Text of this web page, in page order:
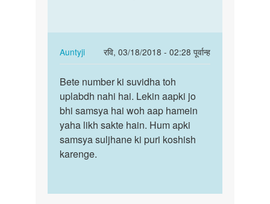
Hum
apki
kya
by
Auntyji
aspka
Auntyji
रवि, 03/18/2018 - 02:28 पूर्वान्ह
In
reply
to
Number
da
do
aspka
by
Bete
number
ki
suvidha
toh…
Bete number ki suvidha toh
uplabdh nahi hai. Lekin aapki jo
bhi samsya hai woh aap hamein
yaha likh sakte hain. Hum apki
samsya suljhane ki puri koshish
karenge.